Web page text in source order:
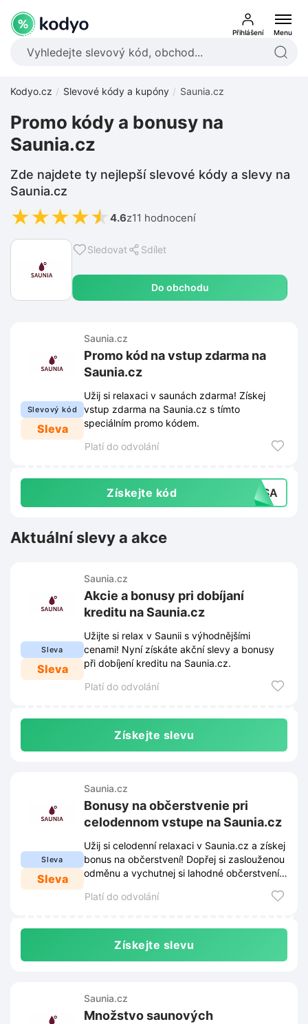
Přihlášení Menu
Kodyo.cz Slevové kódy a kupóny Saunia.cz
Sledovat Sdílet
Do obchodu
Promo kódy a bonusy na
Saunia.cz
Zde najdete ty nejlepší slevové kódy a slevy na
Saunia.cz
★★★★★ 4.6z11 hodnocení
Slevový kód
Sleva
Saunia.cz
Promo kód na vstup zdarma na
Saunia.cz
Užij si relaxaci v saunách zdarma! Získej
vstup zdarma na Saunia.cz s tímto
speciálním promo kódem.
Platí do odvolání
Získejte kód ZYSA
Aktuální slevy a akce
Sleva
Sleva
Saunia.cz
Akcie a bonusy pri dobíjaní
kreditu na Saunia.cz
Užijte si relax v Saunii s výhodnějšími
cenami! Nyní získáte akční slevy a bonusy
při dobíjení kreditu na Saunia.cz.
Platí do odvolání
Získejte slevu
Sleva
Sleva
Saunia.cz
Bonusy na občerstvenie pri
celodennom vstupe na Saunia.cz
Užij si celodenní relaxaci v Saunia.cz a získej
bonus na občerstvení! Dopřej si zaslouženou
odměnu a vychutnej si lahodné občerstvení
Platí do odvolání
Získejte slevu
Saunia.cz
Množstvo saunových